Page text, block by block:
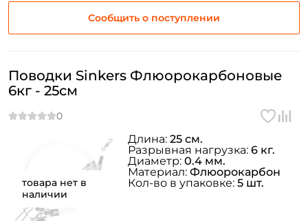
Сообщить о поступлении
товара нет в
наличии
Поводки Sinkers Флюорокарбоновые
6кг - 25см
Длина: 25 см.
Разрывная нагрузка: 6 кг.
Диаметр: 0.4 мм.
Материал: Флюорокарбон
Кол-во в упаковке: 5 шт.